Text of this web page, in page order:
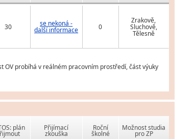
30 se nekoná -
další informace 0
Zrakově,
Sluchově,
Tělesně
OV probíhá v reálném pracovním prostředí, část výuky
plán Přijímací
zkouška
Roční
školné
Možnost studia
pro ZP